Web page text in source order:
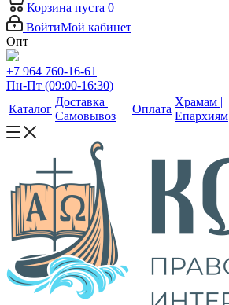
Корзина пуста 0
ВойтиМой кабинет
Опт
+7 964 760-16-61
Пн-Пт (09:00-16:30)
Каталог
Доставка |
Самовывоз
Оплата
Храмам |
Епархиям